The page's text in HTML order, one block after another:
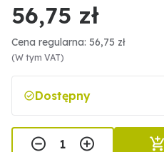
56,75 zł
Cena regularna: 56,75 zł
(W tym VAT)
Dostępny